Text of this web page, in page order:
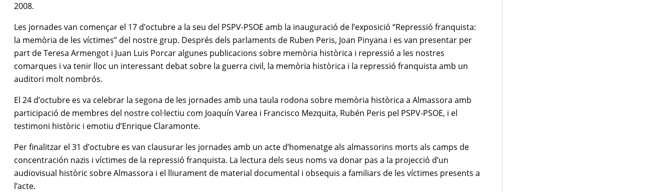
2008.
Les jornades van començar el 17 d’octubre a la seu del PSPV-PSOE amb la inauguració de l’exposició “Repressió franquista:
la memòria de les víctimes” del nostre grup. Després dels parlaments de Ruben Peris, Joan Pinyana i es van presentar per
part de Teresa Armengot i Juan Luis Porcar algunes publicacions sobre memòria històrica i repressió a les nostres
comarques i va tenir lloc un interessant debat sobre la guerra civil, la memòria històrica i la repressió franquista amb un
auditori molt nombrós.
El 24 d’octubre es va celebrar la segona de les jornades amb una taula rodona sobre memòria històrica a Almassora amb
participació de membres del nostre col·lectiu com Joaquín Varea i Francisco Mezquita, Rubén Peris pel PSPV-PSOE, i el
testimoni històric i emotiu d’Enrique Claramonte.
Per finalitzar el 31 d’octubre es van clausurar les jornades amb un acte d’homenatge als almassorins morts als camps de
concentración nazis i víctimes de la repressió franquista. La lectura dels seus noms va donar pas a la projecció d’un
audiovisual històric sobre Almassora i el lliurament de material documental i obsequis a familiars de les víctimes presents a
l’acte.